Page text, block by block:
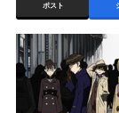
ポスト